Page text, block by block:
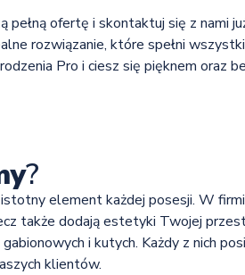
pełną ofertę i skontaktuj się z nami
rozwiązanie, które spełni
Pro i ciesz się pięknem oraz
?
element każdej posesji. W
także dodają estetyki Twojej
i kutych. Każdy z nich
klientów.